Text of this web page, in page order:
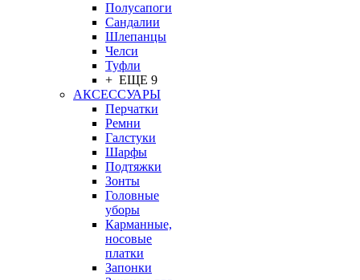
Полусапоги
Сандалии
Шлепанцы
Челси
Туфли
+ ЕЩЕ 9
АКСЕССУАРЫ
Перчатки
Ремни
Галстуки
Шарфы
Подтяжки
Зонты
Головные
уборы
Карманные,
носовые
платки
Запонки